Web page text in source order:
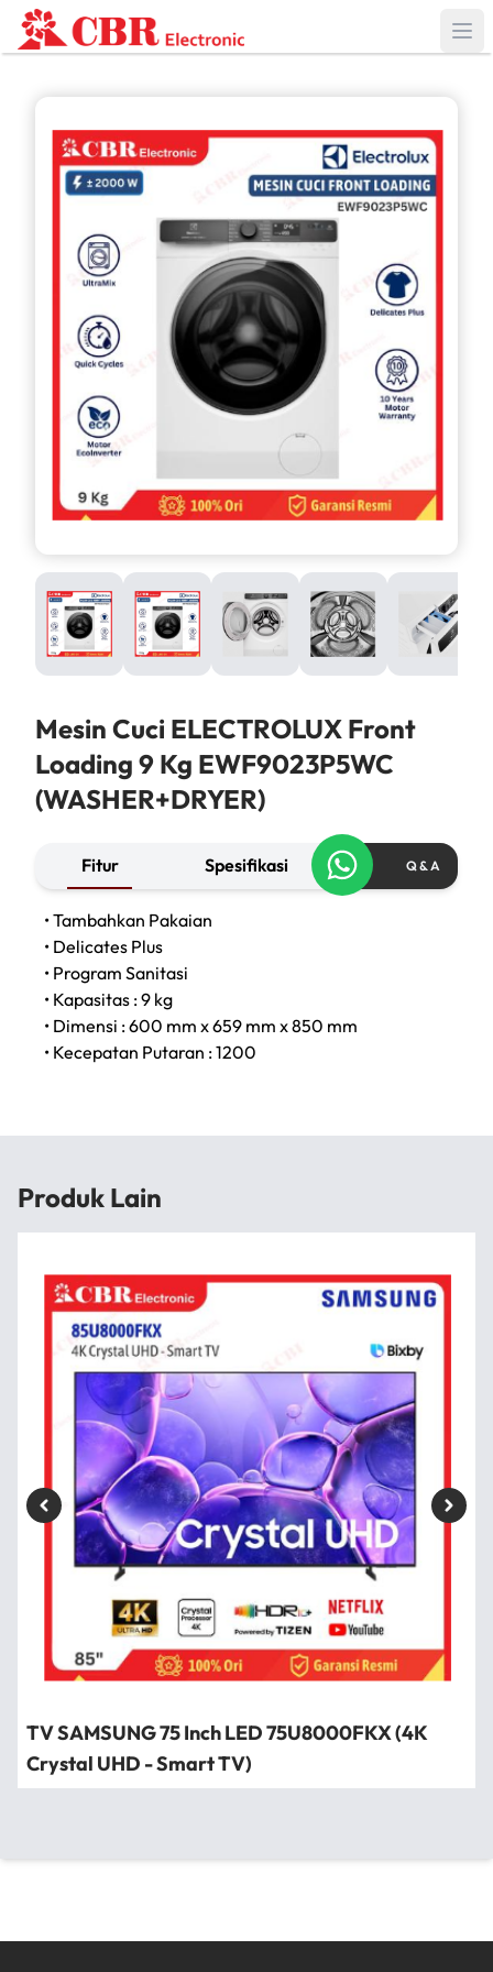
Mesin Cuci ELECTROLUX Front
Loading 9 Kg EWF9023P5WC
(WASHER+DRYER)
Fitur Spesifikasi Q & A
• Tambahkan Pakaian
• Delicates Plus
• Program Sanitasi
• Kapasitas : 9 kg
• Dimensi : 600 mm x 659 mm x 850 mm
• Kecepatan Putaran : 1200
Produk Lain
TV SAMSUNG 75 Inch LED 75U8000FKX (4K
Crystal UHD - Smart TV)